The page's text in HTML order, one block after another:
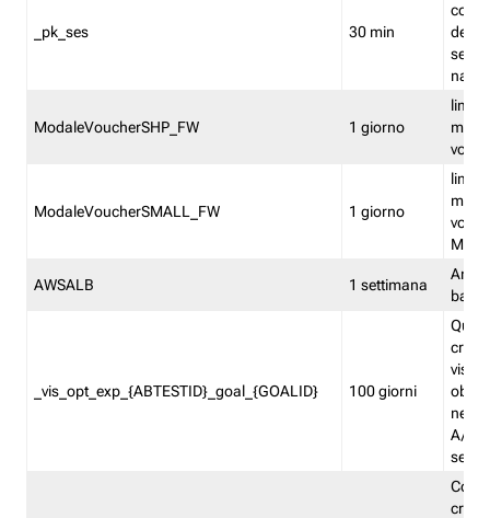
_pk_ses 30 min
ModaleVoucherSHP_FW 1 giorno
ModaleVoucherSMALL_FW 1 giorno
AWSALB 1 settimana
_vis_opt_exp_{ABTESTID}_goal_{GOALID} 100 giorni
nel
A/B.